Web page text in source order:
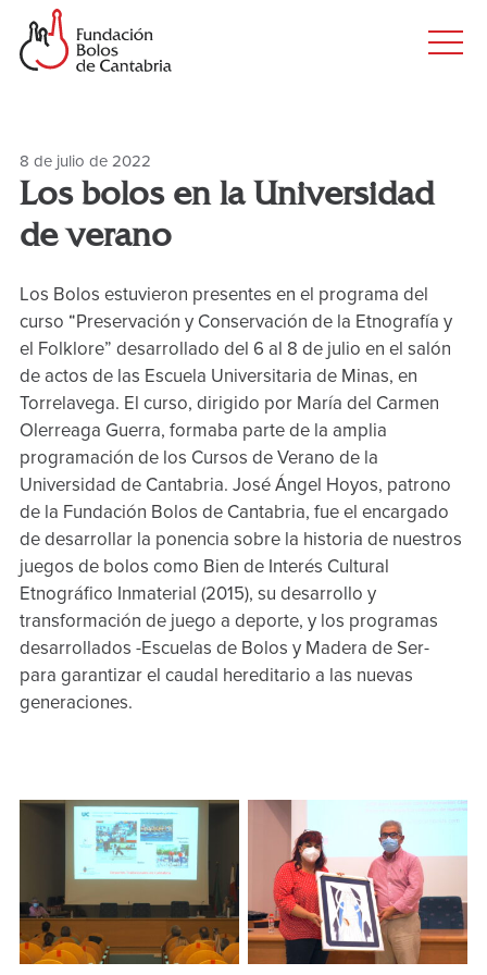
Saltar
al
contenido
Principal
Menú
8 de julio de 2022
Los bolos en la Universidad
de verano
Los Bolos estuvieron presentes en el programa del
curso “Preservación y Conservación de la Etnografía y
el Folklore” desarrollado del 6 al 8 de julio en el salón
de actos de las Escuela Universitaria de Minas, en
Torrelavega. El curso, dirigido por María del Carmen
Olerreaga Guerra, formaba parte de la amplia
programación de los Cursos de Verano de la
Universidad de Cantabria. José Ángel Hoyos, patrono
de la Fundación Bolos de Cantabria, fue el encargado
de desarrollar la ponencia sobre la historia de nuestros
juegos de bolos como Bien de Interés Cultural
Etnográfico Inmaterial (2015), su desarrollo y
transformación de juego a deporte, y los programas
desarrollados -Escuelas de Bolos y Madera de Ser-
para garantizar el caudal hereditario a las nuevas
generaciones.